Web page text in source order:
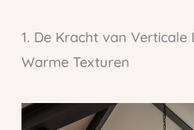
1. De Kracht van Verticale
Warme Texturen